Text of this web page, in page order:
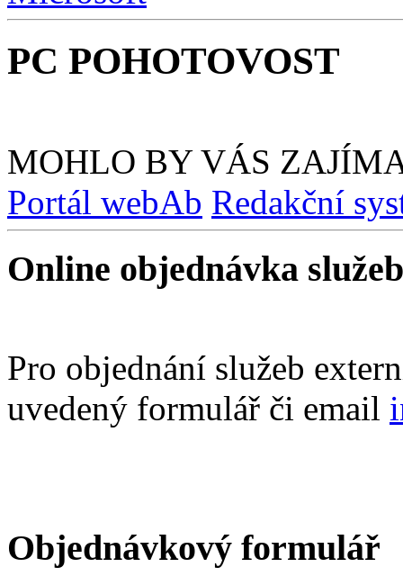
PC POHOTOVOST
MOHLO BY VÁS
Portál webAb Redakční
Online objednávka služeb
Pro objednání služeb
uvedený formulář či email
Objednávkový formulář